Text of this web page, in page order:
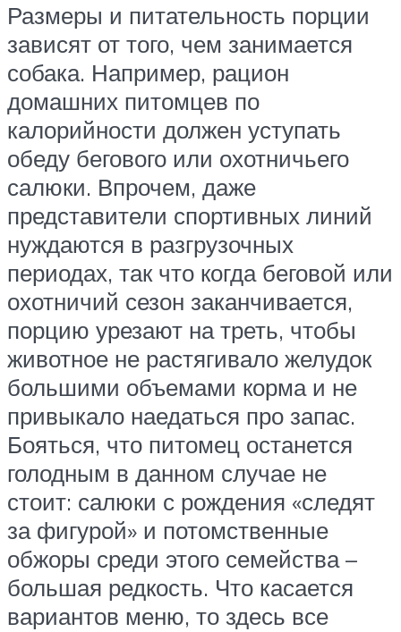
Размеры и питательность порции
зависят от того, чем занимается
собака. Например, рацион
домашних питомцев по
калорийности должен уступать
обеду бегового или охотничьего
салюки. Впрочем, даже
представители спортивных линий
нуждаются в разгрузочных
периодах, так что когда беговой или
охотничий сезон заканчивается,
порцию урезают на треть, чтобы
животное не растягивало желудок
большими объемами корма и не
привыкало наедаться про запас.
Бояться, что питомец останется
голодным в данном случае не
стоит: салюки с рождения «следят
за фигурой» и потомственные
обжоры среди этого семейства –
большая редкость. Что касается
вариантов меню, то здесь все